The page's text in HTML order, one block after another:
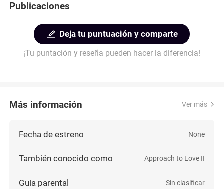
Publicaciones
Deja tu puntuación y comparte
¡Tu puntación y reseña pueden hacer la diferencia!
Más información Ver más
Fecha de estreno None
También conocido como Approach to Love II
Guía parental Sin clasificar